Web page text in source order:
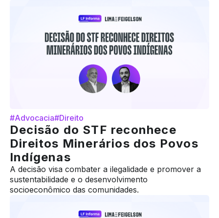
#Advocacia#Direito
Decisão do STF reconhece
Direitos Minerários dos Povos
Indígenas
A decisão visa combater a ilegalidade e promover a
sustentabilidade e o desenvolvimento
socioeconômico das comunidades.